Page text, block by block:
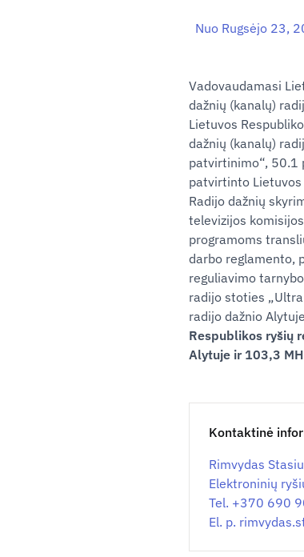
Nuo Rugsėjo 23,
Vadovaudamasi
dažnių (kanalų)
Lietuvos
dažnių (kanalų)
patvirtinimo“, 50.1
patvirtinto Lietuvos
Radijo dažnių
televizijos
programoms
darbo reglamento,
reguliavimo
radijo stoties
radijo dažnio
Respublikos ryšių
Alytuje ir 103,3
Kontaktinė
Rimvydas
Elektroninių
Tel. +370 690
El. p.